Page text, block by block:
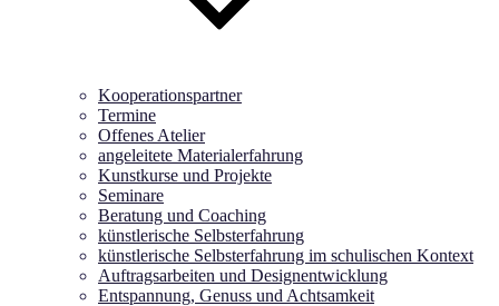
Kooperationspartner
Termine
Offenes Atelier
angeleitete Materialerfahrung
Kunstkurse und Projekte
Seminare
Beratung und Coaching
künstlerische Selbsterfahrung
künstlerische Selbsterfahrung im schulischen Kontext
Auftragsarbeiten und Designentwicklung
Entspannung, Genuss und Achtsamkeit